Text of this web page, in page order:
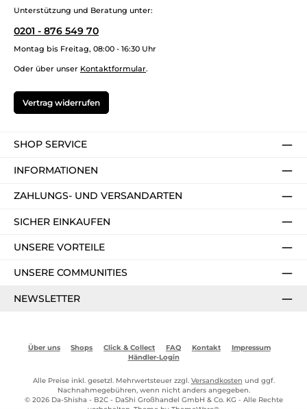
Unterstützung und Beratung unter:
0201 - 876 549 70
Montag bis Freitag, 08:00 - 16:30 Uhr
Oder über unser Kontaktformular.
Vertrag widerrufen
SHOP SERVICE
INFORMATIONEN
ZAHLUNGS- UND VERSANDARTEN
SICHER EINKAUFEN
UNSERE VORTEILE
UNSERE COMMUNITIES
NEWSLETTER
Über uns Shops Click & Collect FAQ Kontakt
Impressum
Händler-Login
Alle Preise inkl. gesetzl. Mehrwertsteuer zzgl. Versandkosten und ggf.
Nachnahmegebühren, wenn nicht anders angegeben.
© 2026 Da-Shisha - B2C - DaShi Großhandel GmbH & Co. KG - Alle Rechte